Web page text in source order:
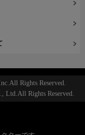
Rights Reserved.
Ltd.All Rights Reserved.